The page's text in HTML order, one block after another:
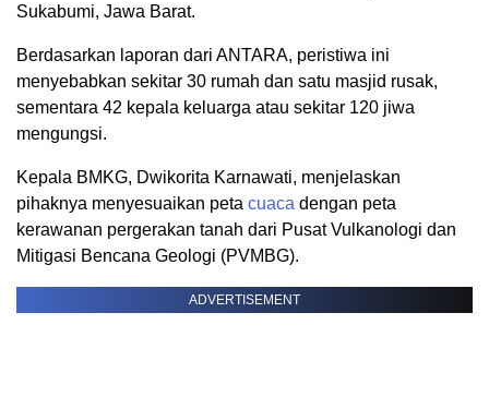
Sukabumi, Jawa Barat.
Berdasarkan laporan dari ANTARA, peristiwa ini
menyebabkan sekitar 30 rumah dan satu masjid rusak,
sementara 42 kepala keluarga atau sekitar 120 jiwa
mengungsi.
Kepala BMKG, Dwikorita Karnawati, menjelaskan
pihaknya menyesuaikan peta cuaca dengan peta
kerawanan pergerakan tanah dari Pusat Vulkanologi dan
Mitigasi Bencana Geologi (PVMBG).
ADVERTISEMENT